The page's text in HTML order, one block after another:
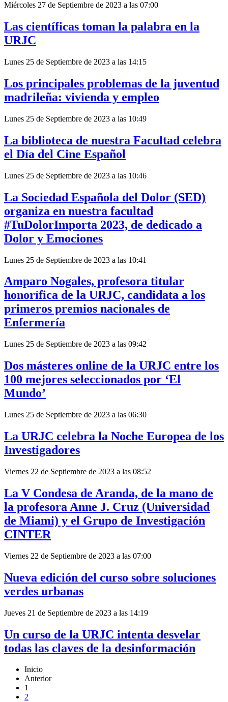
Miércoles 27 de Septiembre de 2023 a las 07:00
Las científicas toman la palabra en la
URJC
Lunes 25 de Septiembre de 2023 a las 14:15
Los principales problemas de la juventud
madrileña: vivienda y empleo
Lunes 25 de Septiembre de 2023 a las 10:49
La biblioteca de nuestra Facultad celebra
el Día del Cine Español
Lunes 25 de Septiembre de 2023 a las 10:46
La Sociedad Española del Dolor (SED)
organiza en nuestra facultad
#TuDolorImporta 2023, de dedicado a
Dolor y Emociones
Lunes 25 de Septiembre de 2023 a las 10:41
Amparo Nogales, profesora titular
honorífica de la URJC, candidata a los
primeros premios nacionales de
Enfermería
Lunes 25 de Septiembre de 2023 a las 09:42
Dos másteres online de la URJC entre los
100 mejores seleccionados por ‘El
Mundo’
Lunes 25 de Septiembre de 2023 a las 06:30
La URJC celebra la Noche Europea de los
Investigadores
Viernes 22 de Septiembre de 2023 a las 08:52
La V Condesa de Aranda, de la mano de
la profesora Anne J. Cruz (Universidad
de Miami) y el Grupo de Investigación
CINTER
Viernes 22 de Septiembre de 2023 a las 07:00
Nueva edición del curso sobre soluciones
verdes urbanas
Jueves 21 de Septiembre de 2023 a las 14:19
Un curso de la URJC intenta desvelar
todas las claves de la desinformación
Inicio
Anterior
1
2